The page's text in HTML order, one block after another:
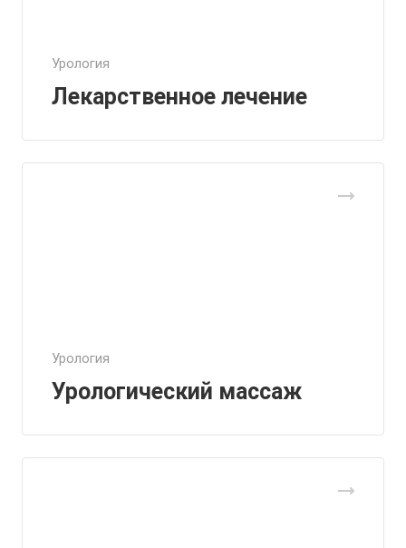
Урология
Лекарственное лечение
Урология
Урологический массаж